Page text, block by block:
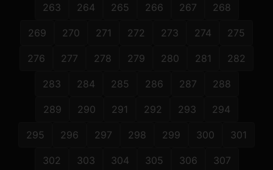
263 264 265 266 267 268
269 270 271 272 273 274 275
276 277 278 279 280 281 282
283 284 285 286 287 288
289 290 291 292 293 294
295 296 297 298 299 300 301
302 303 304 305 306 307